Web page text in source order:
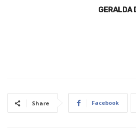
GERALDA
Share Facebook